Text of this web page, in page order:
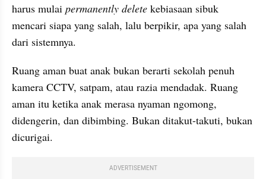
harus mulai permanently delete kebiasaan sibuk
mencari siapa yang salah, lalu berpikir, apa yang salah
dari sistemnya.
Ruang aman buat anak bukan berarti sekolah penuh
kamera CCTV, satpam, atau razia mendadak. Ruang
aman itu ketika anak merasa nyaman ngomong,
didengerin, dan dibimbing. Bukan ditakut-takuti, bukan
dicurigai.
ADVERTISEMENT